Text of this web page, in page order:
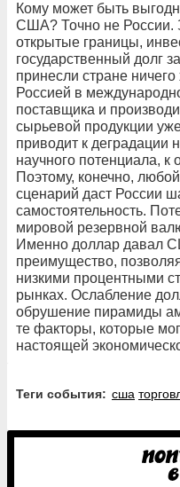
Кому может быть
США? Точно не России.
открытые границы,
государственный долг
принесли стране
Россией в
поставщика и
сырьевой продукции
приводит к
научного потенциала, к
Поэтому, конечно,
сценарий даст России
самостоятельность.
мировой резервной
Именно доллар давал
преимущество,
низкими процентными
рынках. Ослабление
обрушение пирамиды
те факторы, которые
настоящей
Теги события: сша